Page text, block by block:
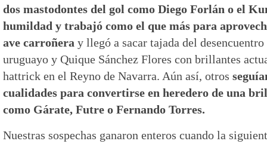
dos mastodontes del gol como Diego Forlán o el
humildad y trabajó como el que más para
ave carroñera y llegó a sacar tajada del
uruguayo y Quique Sánchez Flores con brillantes
hattrick en el Reyno de Navarra. Aún así, otros
cualidades para convertirse en heredero de una
como Gárate, Futre o Fernando Torres.
Nuestras sospechas ganaron enteros cuando la